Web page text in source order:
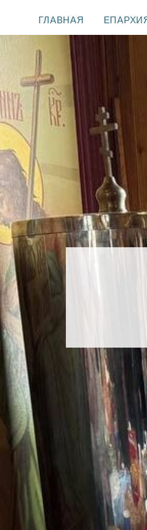
ГЛАВНАЯ